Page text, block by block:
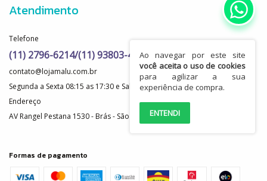
Ao navegar por este site
você aceita o uso de cookies
para agilizar a sua
experiência de compra.
ENTENDI
Atendimento
Telefone
(11) 2796-6214/(11) 93803-4192
contato@lojamalu.com.br
Segunda a Sexta 08:15 as 17:30 e Sabado de 08:15 as 11:30
Endereço
AV Rangel Pestana 1530 - Brás - São Paulo - SP
Formas de pagamento